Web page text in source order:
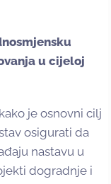
u cijeloj
je osnovni cilj
osigurati da
nastavu u
dogradnje i